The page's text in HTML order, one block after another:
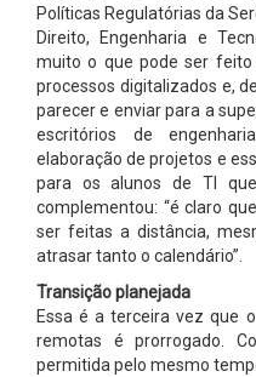
Políticas Regulatórias da
Direito, Engenharia e
muito o que pode ser
processos digitalizados e,
parecer e enviar para a
escritórios de
elaboração de projetos e
para os alunos de TI
complementou: “é claro
ser feitas a distância,
atrasar tanto o calendário”.
Transição planejada
Essa é a terceira vez que
remotas é prorrogado.
permitida pelo mesmo